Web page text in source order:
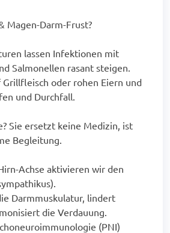
Magen-Darm-Frust?
lassen Infektionen mit
Salmonellen rasant steigen.
oder rohen Eiern und
und Durchfall.
Sie ersetzt keine Medizin, ist
Begleitung.
Achse aktivieren wir den
Darmmuskulatur, lindert
die Verdauung.
(PNI)